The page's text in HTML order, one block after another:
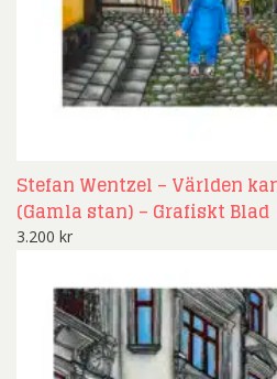
Stefan Wentzel – Världen
(Gamla stan) – Grafiskt Blad
3.200 kr